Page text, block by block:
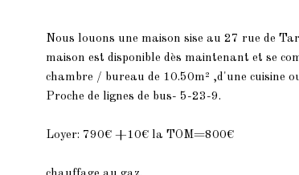
Nous louons une maison sise au 27 rue de
maison est disponible dès maintenant et se
chambre / bureau de 10.50m² ,d'une cuisine
Proche de lignes de bus- 5-23-9.
Loyer: 790€ +10€ la TOM=800€